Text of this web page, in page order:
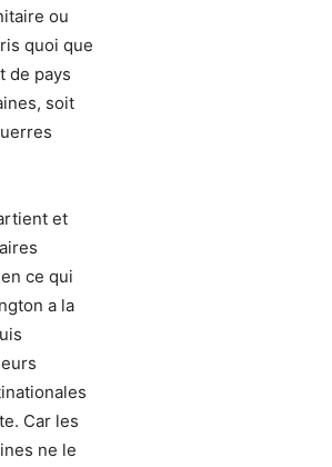
ou
quoi que
de pays
soit
et
ce qui
a la
Car les
ne le